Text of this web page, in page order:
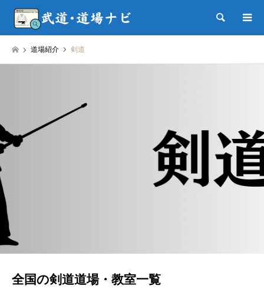
検索
道場紹介 剣道
全国の剣道道場・教室一覧